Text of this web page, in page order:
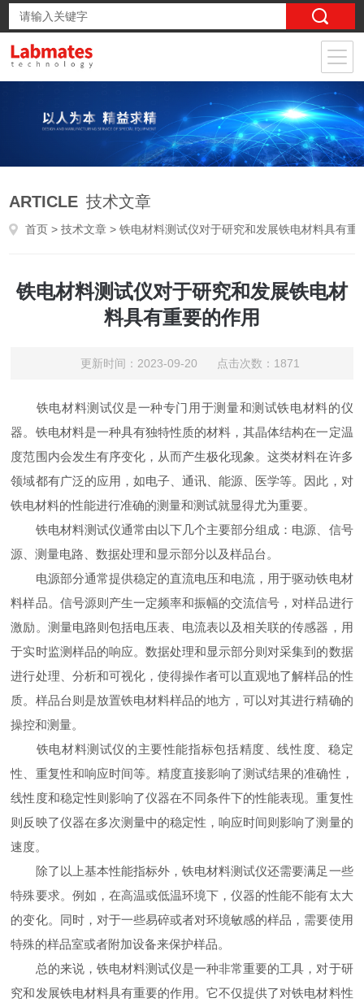
ARTICLE 技术文章
首页 >技术文章 > 铁电材料测试仪对于研究和发展铁电材料具有重要的作用
铁电材料测试仪对于研究和发展铁电材
料具有重要的作用
更新时间：2023-09-20 点击次数：1871
铁电材料测试仪是一种专门用于测量和测试铁电材料的仪
器。铁电材料是一种具有独特性质的材料，其晶体结构在一定温
度范围内会发生有序变化，从而产生极化现象。这类材料在许多
领域都有广泛的应用，如电子、通讯、能源、医学等。因此，对
铁电材料的性能进行准确的测量和测试就显得尤为重要。
铁电材料测试仪通常由以下几个主要部分组成：电源、信号
源、测量电路、数据处理和显示部分以及样品台。
电源部分通常提供稳定的直流电压和电流，用于驱动铁电材
料样品。信号源则产生一定频率和振幅的交流信号，对样品进行
激励。测量电路则包括电压表、电流表以及相关联的传感器，用
于实时监测样品的响应。数据处理和显示部分则对采集到的数据
进行处理、分析和可视化，使得操作者可以直观地了解样品的性
质。样品台则是放置铁电材料样品的地方，可以对其进行精确的
操控和测量。
铁电材料测试仪的主要性能指标包括精度、线性度、稳定
性、重复性和响应时间等。精度直接影响了测试结果的准确性，
线性度和稳定性则影响了仪器在不同条件下的性能表现。重复性
则反映了仪器在多次测量中的稳定性，响应时间则影响了测量的
速度。
除了以上基本性能指标外，铁电材料测试仪还需要满足一些
特殊要求。例如，在高温或低温环境下，仪器的性能不能有太大
的变化。同时，对于一些易碎或者对环境敏感的样品，需要使用
特殊的样品室或者附加设备来保护样品。
总的来说，铁电材料测试仪是一种非常重要的工具，对于研
究和发展铁电材料具有重要的作用。它不仅提供了对铁电材料性